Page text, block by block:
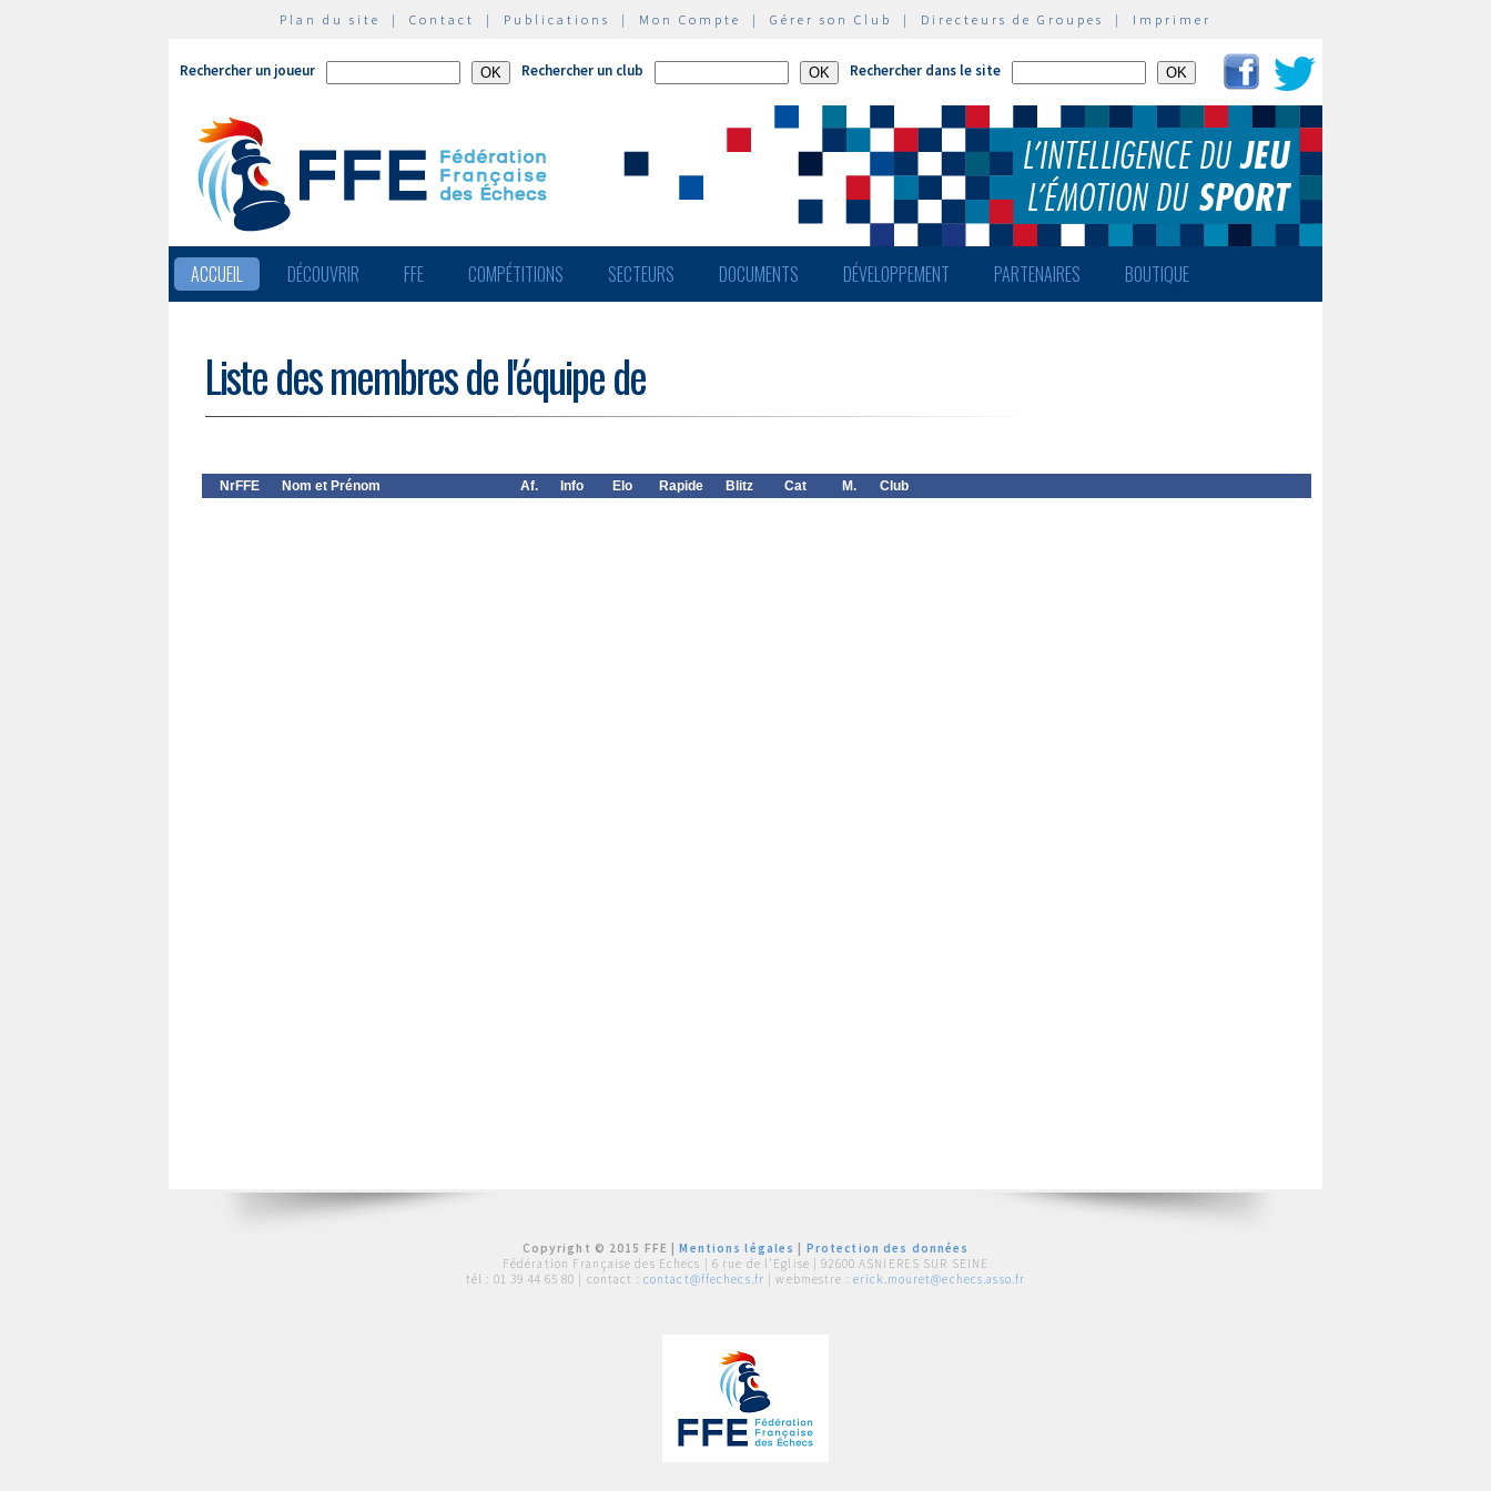
Plan du site | Contact | Publications | Mon Compte | Gérer son Club | Directeurs de Groupes | Imprimer
Rechercher un joueur Rechercher un club Rechercher dans le site
ACCUEIL DÉCOUVRIR FFE COMPÉTITIONS SECTEURS DOCUMENTS DÉVELOPPEMENT PARTENAIRES BOUTIQUE
Liste des membres de l'équipe de
NrFFE Nom et Prénom Af. Info Elo Rapide Blitz Cat M. Club
Copyright © 2015 FFE |Mentions légales
Protection des données
Fédération Française des Echecs | 6 rue de l'Eglise | 92600 ASNIERES SUR SEINE
tél : 01 39 44 65 80 | contact : contact@ffechecs.fr | webmestre : erick.mouret@echecs.asso.fr